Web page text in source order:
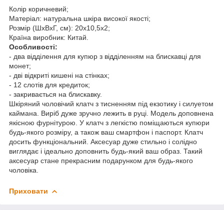
Колір коричневий;
Матеріал: натуральна шкіра високої якості;
Розмір (ШхВхГ, см): 20х10,5х2;
Країна виробник: Китай.
Особливості:
- два відділення для купюр з відділенням на блискавці для
монет;
- дві відкриті кишені на стінках;
- 12 слотів для кредиток;
- закривається на блискавку.
Шкіряний чоловічий клатч з тисненням під екзотику і силуетом
каймана. Виріб дуже зручно лежить в руці. Модель доповнена
якісною фурнітурою. У клатч з легкістю поміщаються купюри
будь-якого розміру, а також ваш смартфон і паспорт. Клатч
досить функціональний. Аксесуар дуже стильно і солідно
виглядає і ідеально доповнить будь-який ваш образ. Такий
аксесуар стане прекрасним подарунком для будь-якого
чоловіка.
Приховати